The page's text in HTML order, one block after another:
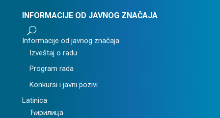
INFORMACIJE OD JAVNOG ZNAČAJA
U
Informacije od javnog značaja
Izveštaj o radu
Program rada
Konkursi i javni pozivi
Latinica
Ћирилица